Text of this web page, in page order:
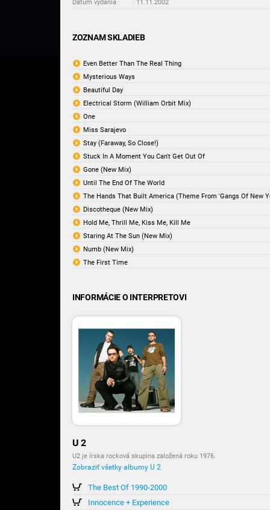
Dátum vydania
: 11.11.2002
ZOZNAM SKLADIEB
Even Better Than The Real Thing
Mysterious Ways
Beautiful Day
Electrical Storm (William Orbit Mix)
One
Miss Sarajevo
Stay (Faraway, So Close!)
Stuck In A Moment You Can't Get Out Of
Gone (New Mix)
Until The End Of The World
The Hands That Built America (Theme From 'Gangs Of New
Discotheque (New Mix)
Hold Me, Thrill Me, Kiss Me, Kill Me
Staring At The Sun (New Mix)
Numb (New Mix)
The First Time
INFORMÁCIE O INTERPRETOVI
U 2
U2 je írska rocková skupina založená roku 1976.
Zobraziť všetky albumy U 2
The Best Of 1990-2000
Innocence + Experience